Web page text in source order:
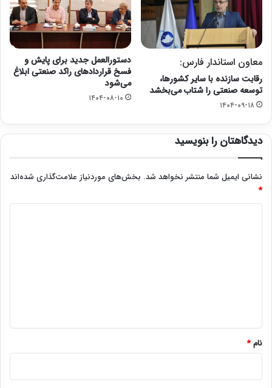
معاون استاندار فارس:
رقابت سازنده با سایر کشورها،
توسعه صنعتی را شتاب می‌بخشد
۱۴۰۴-۰۹-۱۸
دستورالعمل جدید برای پایش و
فسخ قراردادهای راکد صنعتی ابلاغ
می‌شود
۱۴۰۴-۰۸-۱۰
دیدگاهتان را بنویسید
نشانی ایمیل شما منتشر نخواهد شد. بخش‌های موردنیاز علامت‌گذاری شده‌اند
*
نام*